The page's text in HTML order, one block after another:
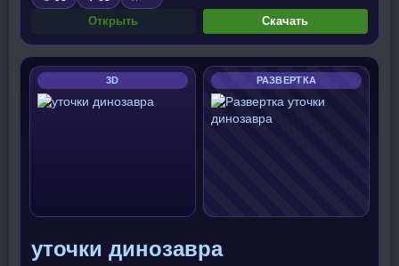
Открыть Скачать
3D РАЗВЕРТКА
уточки динозавра